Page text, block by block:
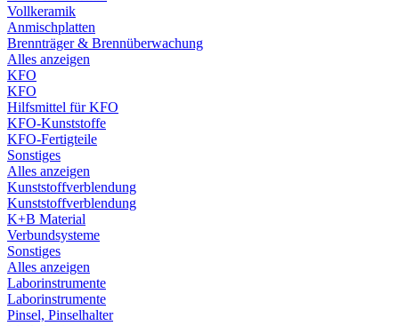
Vollkeramik
Anmischplatten
Brennträger & Brennüberwachung
Alles anzeigen
KFO
KFO
Hilfsmittel für KFO
KFO-Kunststoffe
KFO-Fertigteile
Sonstiges
Alles anzeigen
Kunststoffverblendung
Kunststoffverblendung
K+B Material
Verbundsysteme
Sonstiges
Alles anzeigen
Laborinstrumente
Laborinstrumente
Pinsel, Pinselhalter